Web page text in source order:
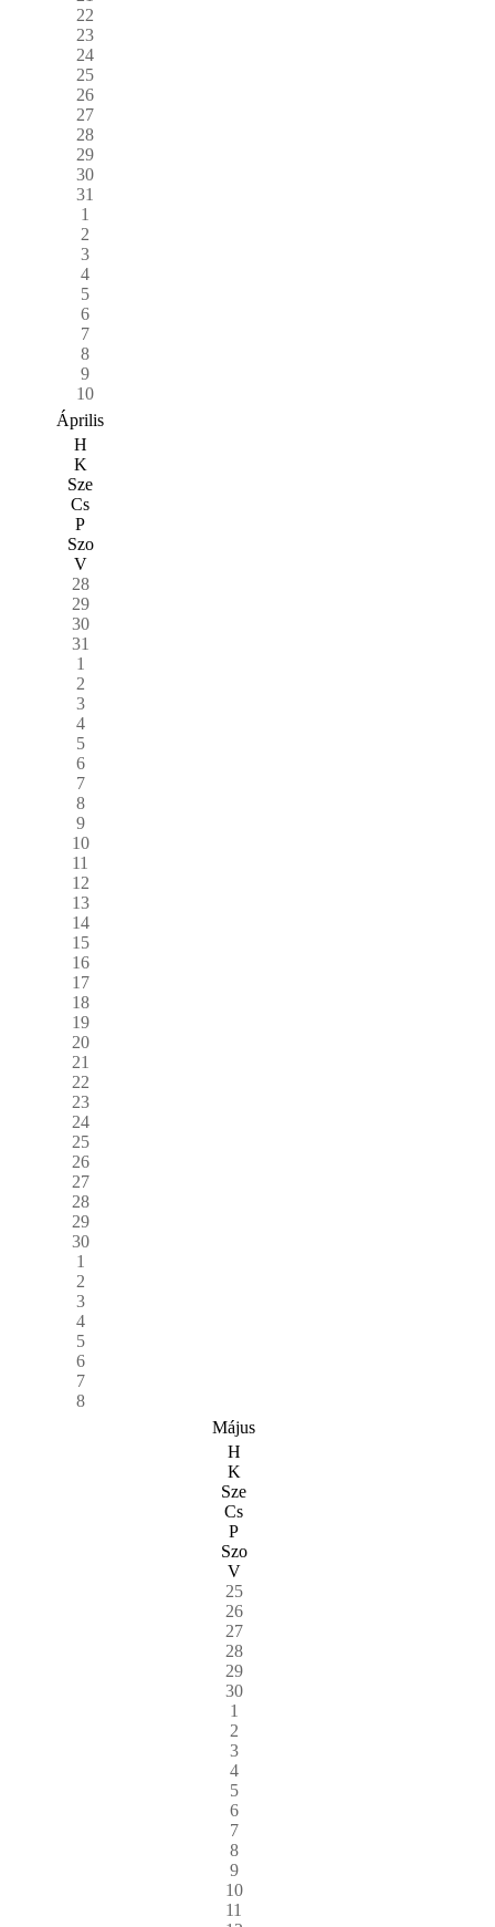
22
23
24
25
26
27
28
29
30
31
1
2
3
4
5
6
7
8
9
10
Április
H
K
Sze
Cs
P
Szo
V
28
29
30
31
1
2
3
4
5
6
7
8
9
10
11
12
13
14
15
16
17
18
19
20
21
22
23
24
25
26
27
28
29
30
1
2
3
4
5
6
7
8
Május
H
K
Sze
Cs
P
Szo
V
25
26
27
28
29
30
1
2
3
4
5
6
7
8
9
10
11